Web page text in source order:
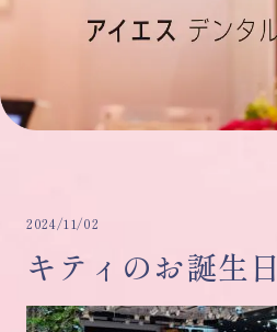
2024/11/02
キティのお誕生日